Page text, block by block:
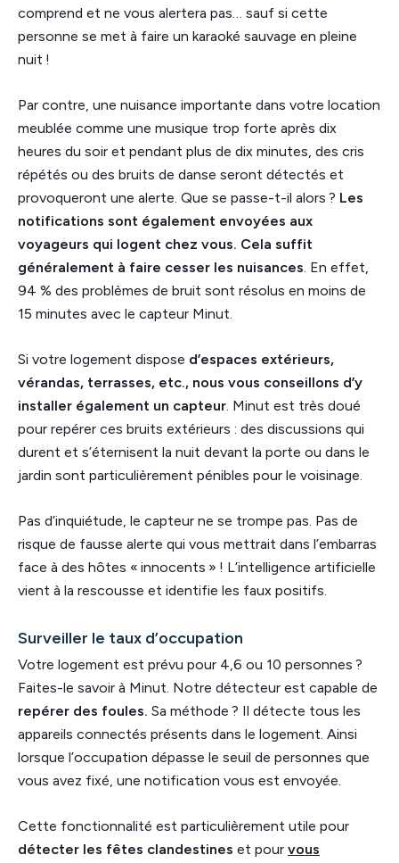
comprend et ne vous alertera pas… sauf si cette
personne se met à faire un karaoké sauvage en pleine
nuit !
Par contre, une nuisance importante dans votre location
meublée comme une musique trop forte après dix
heures du soir et pendant plus de dix minutes, des cris
répétés ou des bruits de danse seront détectés et
provoqueront une alerte. Que se passe-t-il alors ? Les
notifications sont également envoyées aux
voyageurs qui logent chez vous. Cela suffit
généralement à faire cesser les nuisances. En effet,
94 % des problèmes de bruit sont résolus en moins de
15 minutes avec le capteur Minut.
Si votre logement dispose d’espaces extérieurs,
vérandas, terrasses, etc., nous vous conseillons d’y
installer également un capteur. Minut est très doué
pour repérer ces bruits extérieurs : des discussions qui
durent et s’éternisent la nuit devant la porte ou dans le
jardin sont particulièrement pénibles pour le voisinage.
Pas d’inquiétude, le capteur ne se trompe pas. Pas de
risque de fausse alerte qui vous mettrait dans l’embarras
face à des hôtes « innocents » ! L’intelligence artificielle
vient à la rescousse et identifie les faux positifs.
Surveiller le taux d’occupation
Votre logement est prévu pour 4,6 ou 10 personnes ?
Faites-le savoir à Minut. Notre détecteur est capable de
repérer des foules. Sa méthode ? Il détecte tous les
appareils connectés présents dans le logement. Ainsi
lorsque l’occupation dépasse le seuil de personnes que
vous avez fixé, une notification vous est envoyée.
Cette fonctionnalité est particulièrement utile pour
détecter les fêtes clandestines et pour vous